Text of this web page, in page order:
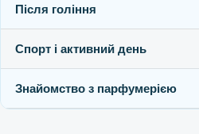
Після гоління
Спорт і активний день
Знайомство з парфумерією